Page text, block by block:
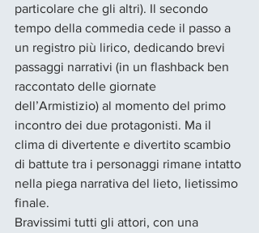
particolare che gli altri). Il secondo
tempo della commedia cede il passo a
un registro più lirico, dedicando brevi
passaggi narrativi (in un flashback ben
raccontato delle giornate
dell’Armistizio) al momento del primo
incontro dei due protagonisti. Ma il
clima di divertente e divertito scambio
di battute tra i personaggi rimane intatto
nella piega narrativa del lieto, lietissimo
finale.
Bravissimi tutti gli attori, con una